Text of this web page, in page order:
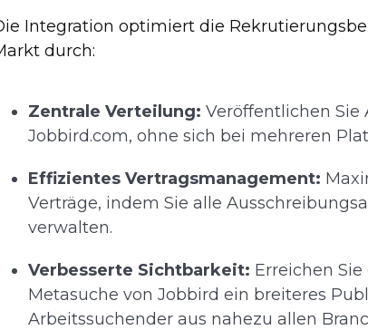
Integration optimiert die
durch:
Zentrale Verteilung: Veröffentlichen Sie
Jobbird.com, ohne sich bei mehreren
Effizientes Vertragsmanagement:
Verträge, indem Sie alle
verwalten.
Verbesserte Sichtbarkeit: Erreichen
Metasuche von Jobbird ein breiteres
Arbeitssuchender aus nahezu allen